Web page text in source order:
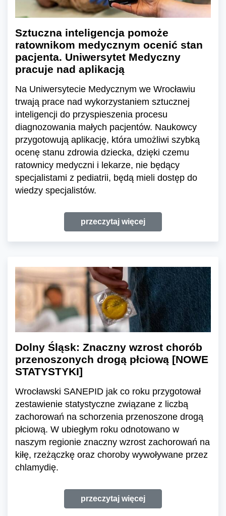
Sztuczna inteligencja pomoże
ratownikom medycznym ocenić stan
pacjenta. Uniwersytet Medyczny
pracuje nad aplikacją
Na Uniwersytecie Medycznym we Wrocławiu
trwają prace nad wykorzystaniem sztucznej
inteligencji do przyspieszenia procesu
diagnozowania małych pacjentów. Naukowcy
przygotowują aplikację, która umożliwi szybką
ocenę stanu zdrowia dziecka, dzięki czemu
ratownicy medyczni i lekarze, nie będący
specjalistami z pediatrii, będą mieli dostęp do
wiedzy specjalistów.
przeczytaj więcej
Dolny Śląsk: Znaczny wzrost chorób
przenoszonych drogą płciową [NOWE
STATYSTYKI]
Wrocławski SANEPID jak co roku przygotował
zestawienie statystyczne związane z liczbą
zachorowań na schorzenia przenoszone drogą
płciową. W ubiegłym roku odnotowano w
naszym regionie znaczny wzrost zachorowań na
kiłę, rzeżączkę oraz choroby wywoływane przez
chlamydię.
przeczytaj więcej